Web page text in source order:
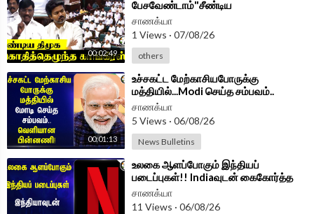
00:02:49
பேசவேண்டாம்"சீண்டிய
DMK;கொதித்தெழுந்த Congress | TN
Assembly 2026
சாணக்யா
1 Views · 07/08/26
others
00:01:13
⁣உச்சகட்ட மேற்காசியபோருக்கு
மத்தியில்...Modi செய்த சம்பவம்..
வெளியான பின்னணி!
சாணக்யா
5 Views · 06/08/26
News Bulletins
⁣உலகை ஆளப்போகும் இந்தியப்
படைப்புகள்!! Indiaவுடன் கைகோர்த்த
Netflix! | Narendra Modi | Ted
Sarandos
சாணக்யா
11 Views · 06/08/26